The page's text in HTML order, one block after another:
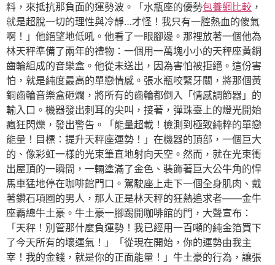
料，來抵抗那負面的運勢波。「水瓶座的優勢包養網比較 ，
就是超脫一切的理性與冷靜…才怪！我只有一腔熱血的傻氣
啊！」他絕望地低吼。他看了一眼腳邊。那裡放著一個他為
林天秤準備了兩年的禮物：一個用一萬塊小小的天秤座黃銅
齒輪組成的音樂盒。他從未送出，因為害怕被拒絕。這份害
怕，就是純度最高的單戀情感。張水瓶咬緊牙關，將那個黃
銅齒輪音樂盒砸爛，將所有的齒輪都倒入「情感調節器」的
輸入口。機器發出刺耳的尖叫，接著，彈珠臺上的燈光開始
瘋狂閃爍，發出警告。「能量超載！檢測到極致純粹的單戀
能量！目標：提升天秤座運勢！」在機器的頂部，一個巨大
的、像彩虹一樣的光束筆直地射向天空。然而，就在光束衝
出屋頂的一瞬間，一輛塗滿了金色、裝飾著巨大公牛角的悍
馬車猛地停在咖啡館門口。駕駛座上走下一個全身肌肉、戴
著鑽石項圈的男人，那人正是林天秤的狂熱追求者——金牛
座霸總牛土豪。牛土豪一腳踢開咖啡館的門，大聲宣布：
「天秤！別管那什麼負運勢！我已經用一百噸的純金箔買下
了今天所有的壞運氣！」「從現在開始，你的運勢由我主
宰！我的金錢，就是你的正面能量！」牛土豪的行為，讓張